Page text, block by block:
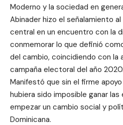
Moderno y la sociedad en
Abinader hizo el señalamiento
central en un encuentro con la
conmemorar lo que definió
del cambio, coincidiendo con la
campaña electoral del año 2020.
Manifestó que sin el firme
hubiera sido imposible ganar
empezar un cambio social y
Dominicana.